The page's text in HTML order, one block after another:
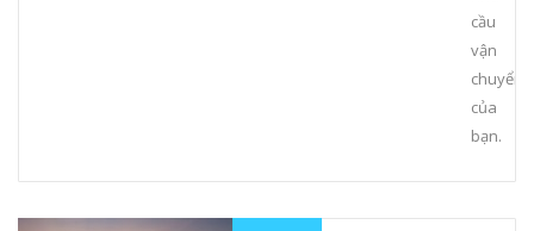
cầu
vận
chuyển
của
bạn.